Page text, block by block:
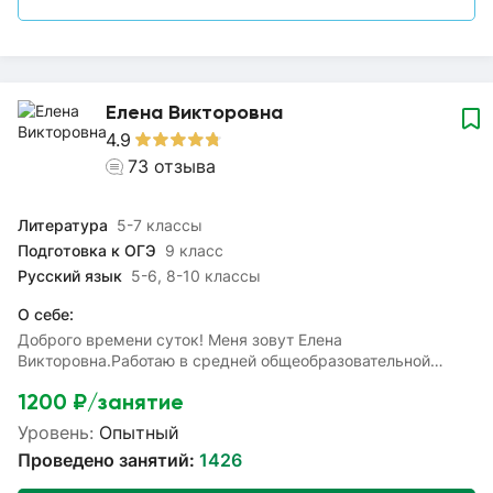
Елена Викторовна
4.9
73 отзыва
Литература 5-7 классы
Подготовка к ОГЭ 9 класс
Русский язык 5-6, 8-10 классы
1200 ₽/занятие
Уровень: Опытный
Проведено занятий: 1426
О себе:
Доброго времени суток! Меня зовут Елена
Викторовна.Работаю в средней общеобразовательной
учителем русского языка и литературы составляет 15
лет.Окажу помощь в выполнении домашних заданий,
помогу устранить пробелы в знаниях по предмету,
улучшить оценки в школе. Подготовлю к ОГЭ и
ВПР.Объясняю материал доступно и понятно. Применяю